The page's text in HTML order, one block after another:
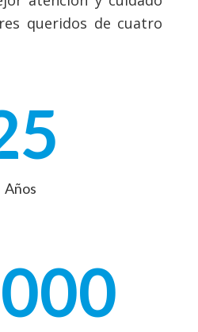
queridos de cuatro
Años